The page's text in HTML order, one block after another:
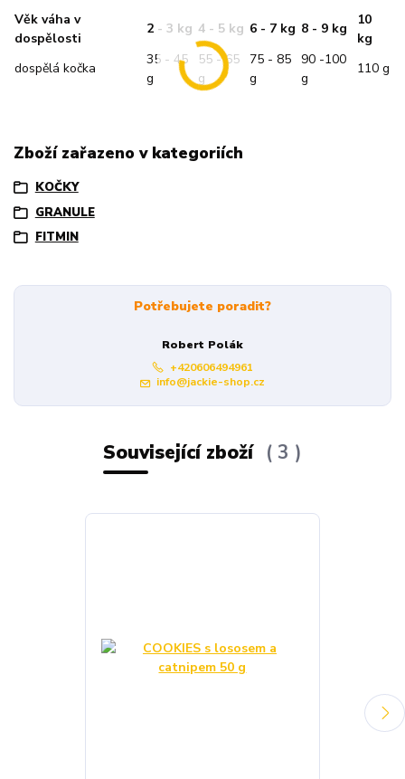
Věk váha v
dospělosti
2 - 3 kg 4 - 5 kg 6 - 7 kg 8 - 9 kg
10
kg
dospělá kočka
35 - 45
g
55 - 65
g
75 - 85
g
90 -100
g
110 g
Zboží zařazeno v kategoriích
KOČKY
GRANULE
FITMIN
Potřebujete poradit?
Robert Polák
+420606494961
info@jackie-shop.cz
Související zboží 3